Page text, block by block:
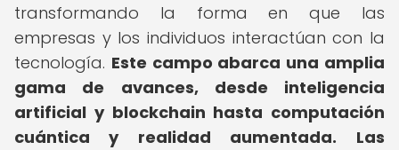
transformando la forma en que las
empresas y los individuos interactúan con la
tecnología. Este campo abarca una amplia
gama de avances, desde inteligencia
artificial y blockchain hasta computación
cuántica y realidad aumentada.
Las